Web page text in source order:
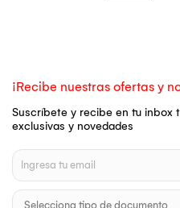
¡Recibe nuestras ofertas y
Suscríbete y recibe en tu inbox
exclusivas y novedades